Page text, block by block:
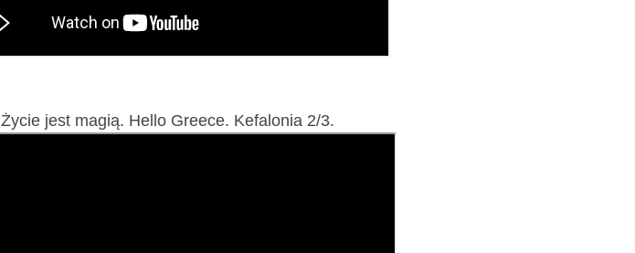
Życie jest magią. Hello Greece. Kefalonia 2/3.